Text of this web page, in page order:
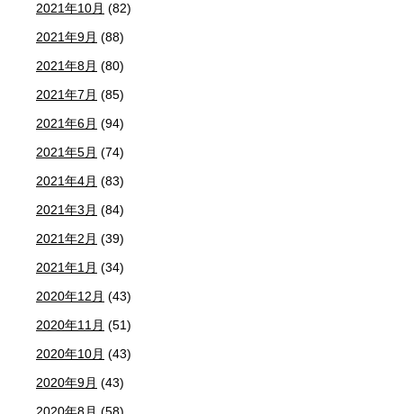
2021年10月 (82)
2021年9月 (88)
2021年8月 (80)
2021年7月 (85)
2021年6月 (94)
2021年5月 (74)
2021年4月 (83)
2021年3月 (84)
2021年2月 (39)
2021年1月 (34)
2020年12月 (43)
2020年11月 (51)
2020年10月 (43)
2020年9月 (43)